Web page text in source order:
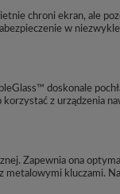
chroni ekran, ale
w
doskonale
z urządzenia
Zapewnia ona
kluczami.